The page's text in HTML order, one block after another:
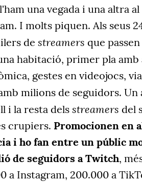
una vegada i una altra
I molts piquen. Als seus
de streamers que
habitació, primer pla
gestes en videojocs,
milions de seguidors. Un
i la resta dels streamers del
crupiers. Promocionen en
i ho fan entre un públic
de seguidors a Twitch,
a Instagram, 200.000 a